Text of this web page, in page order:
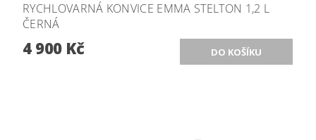
RYCHLOVARNÁ KONVICE EMMA STELTON 1,2 L
ČERNÁ
4 900 Kč